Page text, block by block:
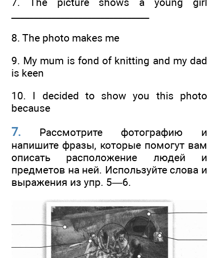
______________­_________________
8. The photo makes me
9. My mum is fond of knitting and my dad
is keen
10. I decided to show you this photo
because
7. Рассмотрите фотографию и
напишите фразы, которые помогут вам
описать расположение людей и
предметов на ней. Используйте слова и
выражения из упр. 5—6.